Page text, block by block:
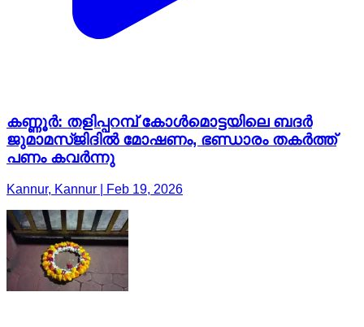
കണ്ണൂർ: തളിപ്പറമ്പ് കോള്‍മൊട്ടയിലെ ബദര്‍
ജുമാമസ്ജിദില്‍ മോഷണം, ഭണ്ഡാരം തകര്‍ത്ത്
പണം കവര്‍ന്നു
Kannur, Kannur | Feb 19, 2026